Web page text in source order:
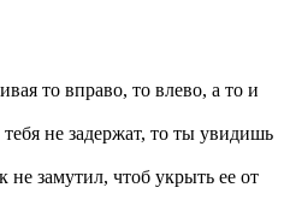
то вправо, то влево, а то и
не задержат, то ты увидишь
замутил, чтоб укрыть ее от